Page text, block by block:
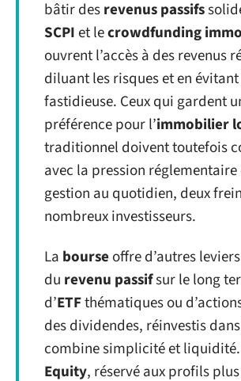
bâtir desrevenus passifs
SCPIet lecrowdfunding
ouvrent l’accès à des revenus
diluant les risques et en
fastidieuse. Ceux qui gardent
préférence pour l’immobilier
traditionnel doivent toutefois
avec la pression réglementaire
gestion au quotidien, deux
nombreux investisseurs.
La bourse offre d’autres
du revenu passifsur le long
d’ETFthématiques ou
des dividendes, réinvestis
combine simplicité et
Equity, réservé aux profils